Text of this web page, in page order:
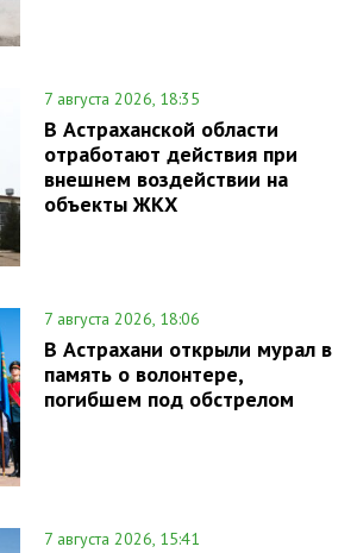
7 августа 2026, 18:35
В Астраханской области
отработают действия при
внешнем воздействии на
объекты ЖКХ
7 августа 2026, 18:06
В Астрахани открыли мурал в
память о волонтере,
погибшем под обстрелом
7 августа 2026, 15:41